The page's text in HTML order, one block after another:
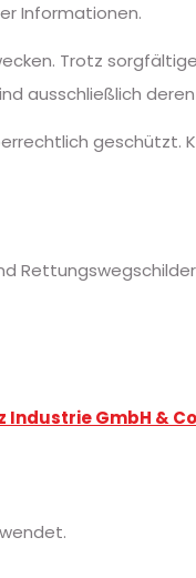
Informationen.
Trotz
ausschließlich
Rettungswegschilder
Industrie GmbH &